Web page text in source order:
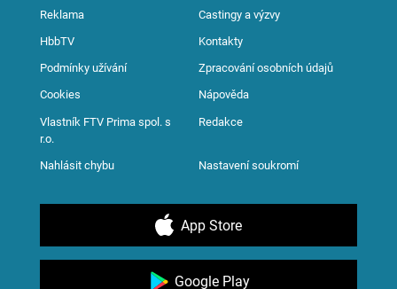
Reklama Castingy a výzvy
HbbTV Kontakty
Podmínky užívání Zpracování osobních údajů
Cookies Nápověda
Vlastník FTV Prima spol. s
r.o.
Redakce
Nahlásit chybu Nastavení soukromí
App Store
Google Play